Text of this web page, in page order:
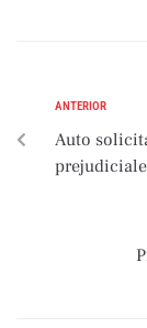
ANTERIOR
Auto